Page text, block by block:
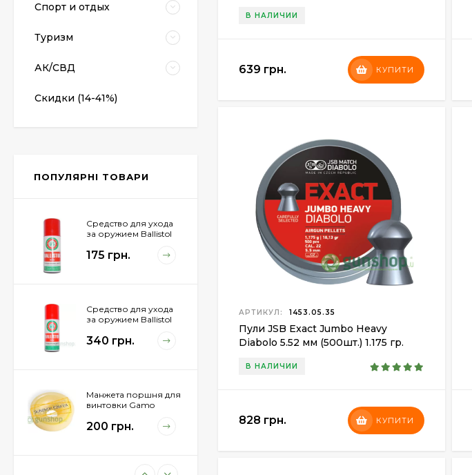
В НАЛИЧИИ
639 грн. КУПИТИ
АРТИКУЛ: 1453.05.35
Пули JSB Exact Jumbo Heavy
Diabolo 5.52 мм (500шт.) 1.175 гр.
В НАЛИЧИИ
828 грн. КУПИТИ
Спорт и отдых
Туризм
АК/СВД
Скидки (14-41%)
ПОПУЛЯРНІ ТОВАРИ
Средство для ухода
за оружием Ballistol
175 грн.
Средство для ухода
за оружием Ballistol
340 грн.
Манжета поршня для
винтовки Gamo
200 грн.